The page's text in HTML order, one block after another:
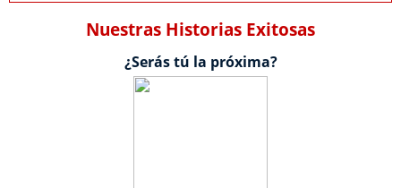
Nuestras Historias Exitosas
¿Serás tú la próxima?